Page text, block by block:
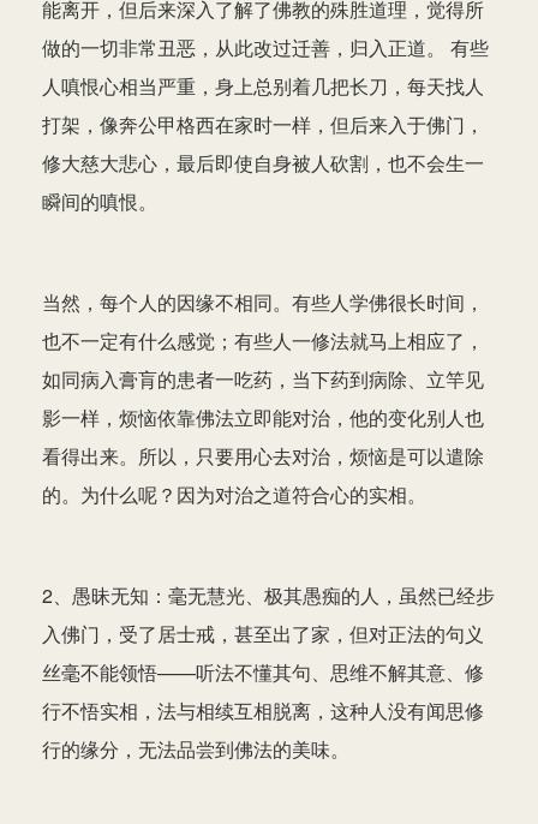
能离开，但后来深入了解了佛教的殊胜道理，觉得所
做的一切非常丑恶，从此改过迁善，归入正道。 有些
人嗔恨心相当严重，身上总别着几把长刀，每天找人
打架，像奔公甲格西在家时一样，但后来入于佛门，
修大慈大悲心，最后即使自身被人砍割，也不会生一
瞬间的嗔恨。
当然，每个人的因缘不相同。有些人学佛很长时间，
也不一定有什么感觉；有些人一修法就马上相应了，
如同病入膏肓的患者一吃药，当下药到病除、立竿见
影一样，烦恼依靠佛法立即能对治，他的变化别人也
看得出来。所以，只要用心去对治，烦恼是可以遣除
的。为什么呢？因为对治之道符合心的实相。
2、愚昧无知：毫无慧光、极其愚痴的人，虽然已经步
入佛门，受了居士戒，甚至出了家，但对正法的句义
丝毫不能领悟——听法不懂其句、思维不解其意、修
行不悟实相，法与相续互相脱离，这种人没有闻思修
行的缘分，无法品尝到佛法的美味。